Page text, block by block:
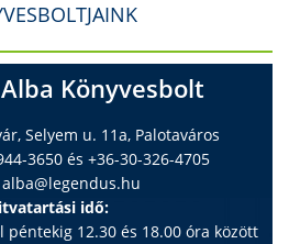
Könyvesbolt
Selyem u. 11a, Palotaváros
3650 és +36-30-326-4705
alba@legendus.hu
idő:
12.30 és 18.00 óra között